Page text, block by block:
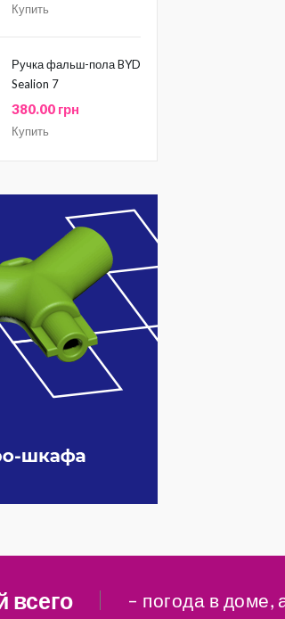
Купить
Ручка фальш-пола BYD
Sealion 7
380.00 грн
Купить
всего – погода в доме,